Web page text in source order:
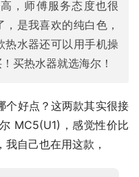
，师傅服务态度也很
是我喜欢的纯白色，
热水器还可以用手机操
买热水器就选海尔！
好点？这两款其实很接
MC5(U1)，感觉性价比
自己也在用这款，